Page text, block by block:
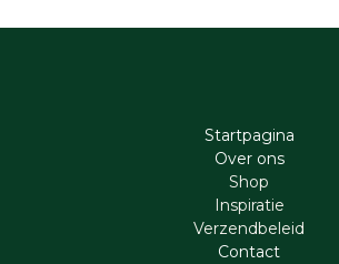
Startpagina
Ove​r​ ons
Shop
Inspiratie
Verzendbeleid
Cont​act